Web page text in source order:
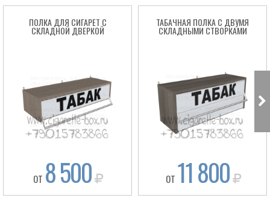
ПОЛКА ДЛЯ СИГАРЕТ С
СКЛАДНОЙ ДВЕРКОЙ
ОТ 8 500
ТАБАЧНАЯ ПОЛКА С ДВУМЯ
СКЛАДНЫМИ СТВОРКАМИ
ОТ 11 800